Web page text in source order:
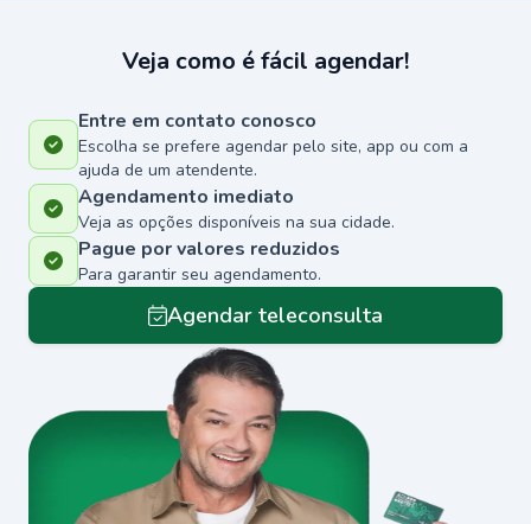
Veja como é fácil agendar!
Entre em contato conosco
Escolha se prefere agendar pelo site, app ou com a
ajuda de um atendente.
Agendamento imediato
Veja as opções disponíveis na sua cidade.
Pague por valores reduzidos
Para garantir seu agendamento.
Agendar teleconsulta